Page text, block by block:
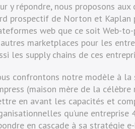
y répondre, nous proposons
prospectif de Norton et Kaplan
web que ce soit Web-
marketplaces pour les
les supply chains de ces
confrontons notre modèle à
(maison mère de la
en avant les capacités et
qu’une
en cascade à sa stratégie